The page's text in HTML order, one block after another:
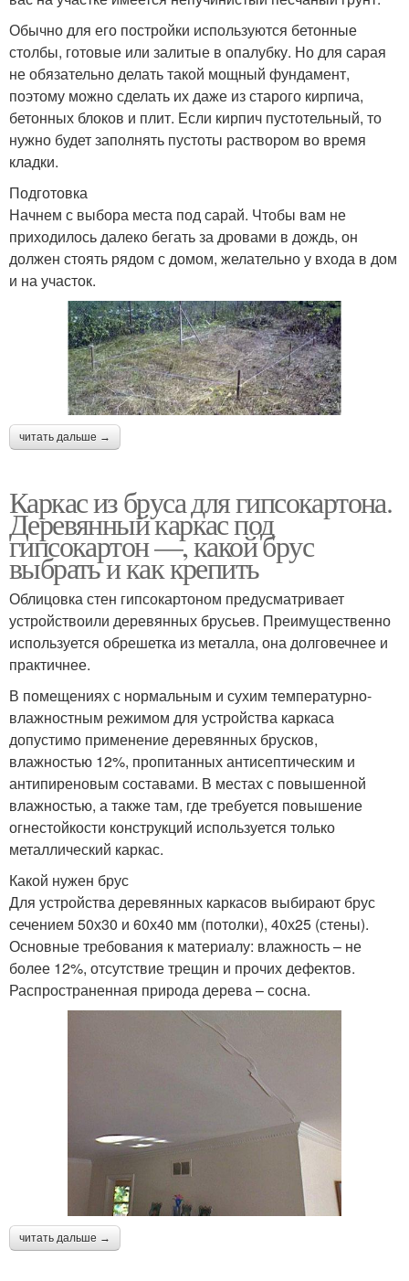
Обычно для его постройки используются бетонные
столбы, готовые или залитые в опалубку. Но для сарая
не обязательно делать такой мощный фундамент,
поэтому можно сделать их даже из старого кирпича,
бетонных блоков и плит. Если кирпич пустотельный, то
нужно будет заполнять пустоты раствором во время
кладки.
Подготовка
Начнем с выбора места под сарай. Чтобы вам не
приходилось далеко бегать за дровами в дождь, он
должен стоять рядом с домом, желательно у входа в дом
и на участок.
читать дальше →
Каркас из бруса для гипсокартона.
Деревянный каркас под
гипсокартон —, какой брус
выбрать и как крепить
Облицовка стен гипсокартоном предусматривает
устройствоили деревянных брусьев. Преимущественно
используется обрешетка из металла, она долговечнее и
практичнее.
В помещениях с нормальным и сухим температурно-
влажностным режимом для устройства каркаса
допустимо применение деревянных брусков,
влажностью 12%, пропитанных антисептическим и
антипиреновым составами. В местах с повышенной
влажностью, а также там, где требуется повышение
огнестойкости конструкций используется только
металлический каркас.
Какой нужен брус
Для устройства деревянных каркасов выбирают брус
сечением 50х30 и 60х40 мм (потолки), 40х25 (стены).
Основные требования к материалу: влажность – не
более 12%, отсутствие трещин и прочих дефектов.
Распространенная природа дерева – сосна.
читать дальше →